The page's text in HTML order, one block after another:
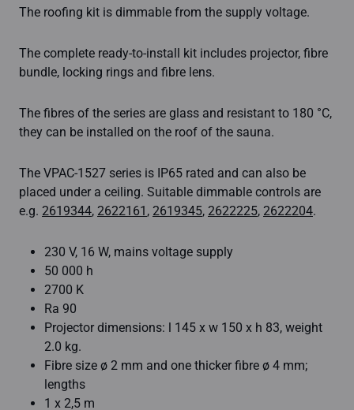
The roofing kit is dimmable from the supply voltage.
The complete ready-to-install kit includes projector, fibre
bundle, locking rings and fibre lens.
The fibres of the series are glass and resistant to 180 °C,
they can be installed on the roof of the sauna.
The VPAC-1527 series is IP65 rated and can also be
placed under a ceiling. Suitable dimmable controls are
e.g. 2619344, 2622161 , 2619345, 2622225, 2622204.
230 V, 16 W, mains voltage supply
50 000 h
2700 K
Ra 90
Projector dimensions: l 145 x w 150 x h 83, weight
2.0 kg.
Fibre size ø 2 mm and one thicker fibre ø 4 mm;
lengths
1 x 2,5 m